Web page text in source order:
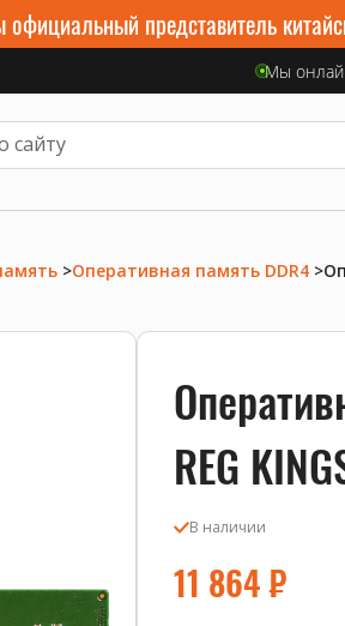
представитель
Мы
>Оперативная память DDR4 >
REG
В наличии
11 864₽